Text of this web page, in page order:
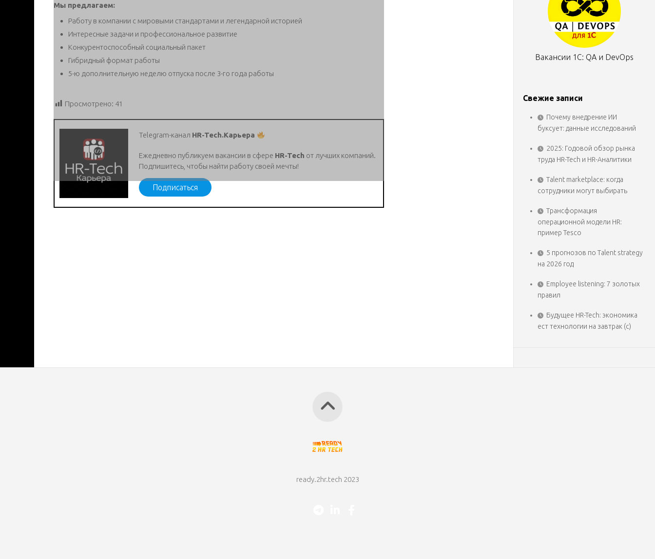
Мы предлагаем:
Работу в компании с мировыми стандартами и легендарной историей
Интересные задачи и профессиональное развитие
Конкурентоспособный социальный пакет
Гибридный формат работы
5-ю дополнительную неделю отпуска после 3-го года работы
Просмотрено: 41
Telegram-канал HR-Tech.Карьера
Ежедневно публикуем вакансии в сфере HR-Tech от лучших компаний.
Подпишитесь, чтобы найти работу своей мечты!
Подписаться
Вакансии 1С: QA и DevOps
Свежие записи
Почему внедрение ИИ
буксует: данные исследований
2025: Годовой обзор рынка
труда HR-Tech и HR-Аналитики
Talent marketplace: когда
сотрудники могут выбирать
Трансформация
операционной модели HR:
пример Tesco
5 прогнозов по Talent strategy
на 2026 год
Employee listening: 7 золотых
правил
Будущее HR-Tech: экономика
ест технологии на завтрак (с)
ready.2hr.tech 2023